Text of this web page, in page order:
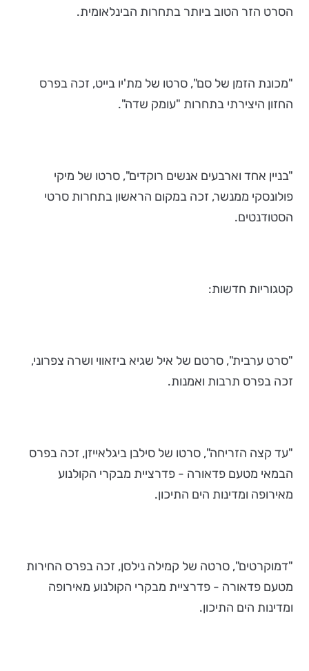
הסרט הזר הטוב ביותר בתחרות הבינלאומית.
"מכונת הזמן של סם", סרטו של מת'יו בייט, זכה בפרס
החזון היצירתי בתחרות "עומק שדה".
"בניין אחד וארבעים אנשים רוקדים", סרטו של מיקי
פולונסקי ממנשר, זכה במקום הראשון בתחרות סרטי
הסטודנטים.
קטגוריות חדשות:
"סרט ערבית", סרטם של איל שגיא ביזאווי ושרה צפרוני,
זכה בפרס תרבות ואמנות.
"עד קצה הזריחה", סרטו של סילבן ביגלאייזן, זכה בפרס
הבמאי מטעם פדאורה - פדרציית מבקרי הקולנוע
מאירופה ומדינות הים התיכון.
"דמוקרטים", סרטה של קמילה נילסן, זכה בפרס החירות
מטעם פדאורה - פדרציית מבקרי הקולנוע מאירופה
ומדינות הים התיכון.